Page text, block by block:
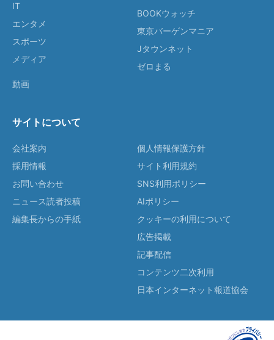
IT
エンタメ
スポーツ
メディア
動画
BOOKウォッチ
東京バーゲンマニア
Jタウンネット
ゼロまる
サイトについて
会社案内
採用情報
お問い合わせ
ニュース読者投稿
編集長からの手紙
個人情報保護方針
サイト利用規約
SNS利用ポリシー
AIポリシー
クッキーの利用について
広告掲載
記事配信
コンテンツ二次利用
日本インターネット報道協会